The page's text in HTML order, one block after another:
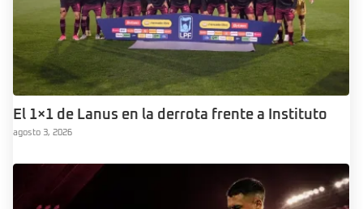
El 1×1 de Lanus en la derrota frente a Instituto
agosto 3, 2026